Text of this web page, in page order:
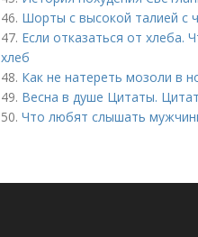
46. Шорты с высокой талией с
47. Если отказаться от хлеба.
хлеб
48. Как не натереть мозоли в
49. Весна в душе Цитаты.
50. Что любят слышать